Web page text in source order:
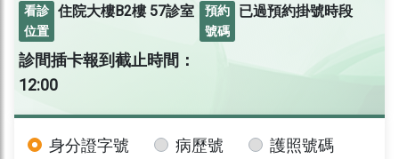
看診
位置
住院大樓B2樓57診室 預約
號碼
已過預約掛號時段
診間插卡報到截止時間：
12:00
身分證字號 病歷號
護照號碼